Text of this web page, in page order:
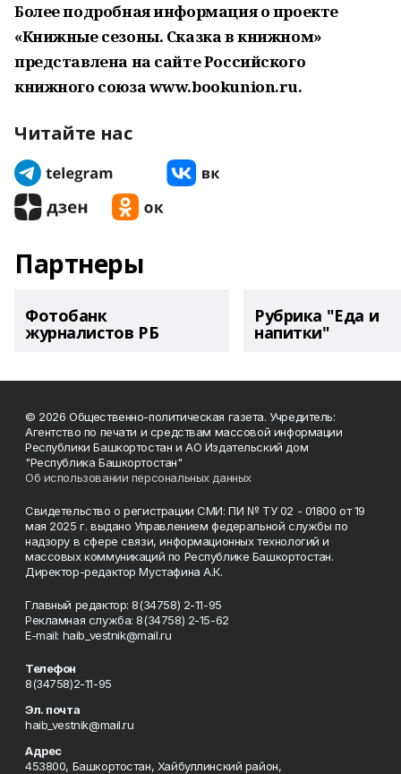
Более подробная информация о проекте
«Книжные сезоны. Сказка в книжном»
представлена на сайте Российского
книжного союзаwww.bookunion.ru.
Читайте нас
Партнеры
Фотобанк
журналистов РБ
Рубрика "Еда и
напитки"
© 2026 Общественно-политическая газета. Учредитель:
Агентство по печати и средствам массовой информации
Республики Башкортостан и АО Издательский дом
"Республика Башкортостан"
Об использовании персональных данных
Свидетельство о регистрации СМИ: ПИ № ТУ 02 - 01800 от 19
мая 2025 г. выдано Управлением федеральной службы по
надзору в сфере связи, информационных технологий и
массовых коммуникаций по Республике Башкортостан.
Директор-редактор Мустафина А.К.
Главный редактор: 8(34758) 2-11-95
Рекламная служба: 8(34758) 2-15-62
Е-mаil: haib_vestnik@mail.ru
Телефон
8(34758)2-11-95
Эл. почта
haib_vestnik@mail.ru
Адрес
453800, Башкортостан, Хайбуллинский район,